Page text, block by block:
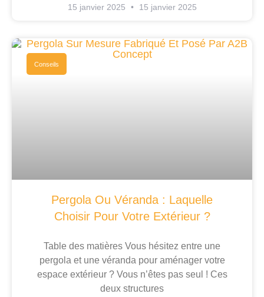
15 janvier 2025 15 janvier 2025
Conseils
Pergola Ou Véranda : Laquelle
Choisir Pour Votre Extérieur ?
Table des matières Vous hésitez entre une
pergola et une véranda pour aménager votre
espace extérieur ? Vous n’êtes pas seul ! Ces
deux structures